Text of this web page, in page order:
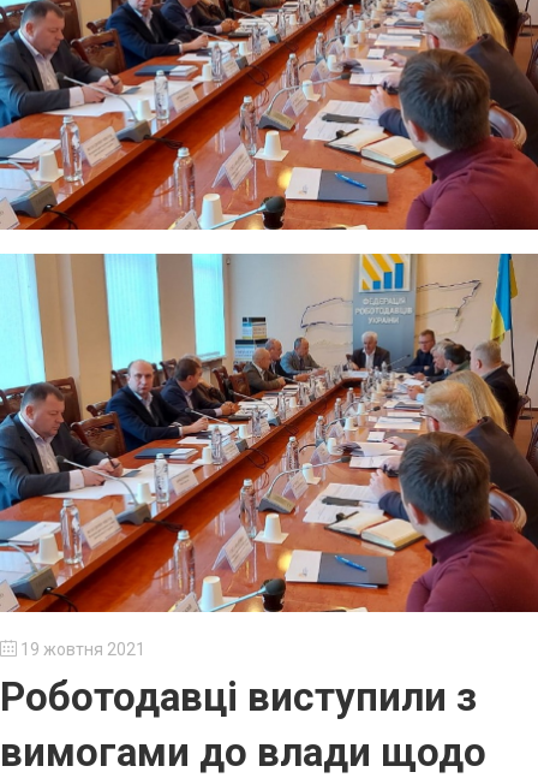
19 жовтня 2021
Роботодавці виступили з
вимогами до влади щодо